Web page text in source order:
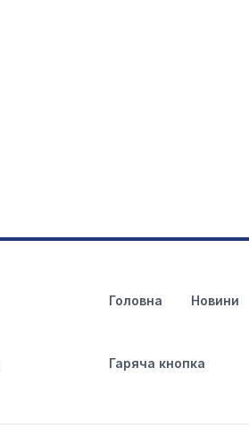
Головна Новини
Гаряча кнопка